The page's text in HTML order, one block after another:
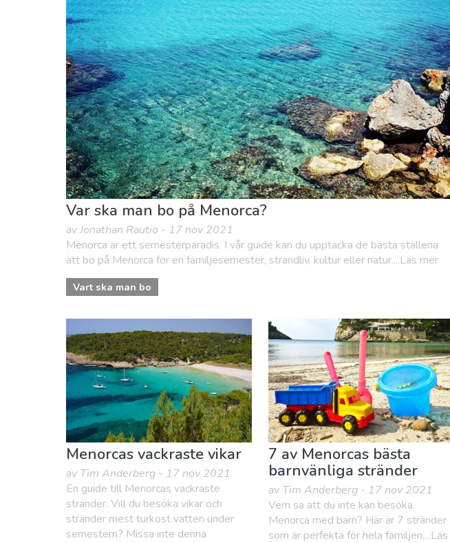
Var ska man bo på Menorca?
av Jonathan Rautio - 17 nov 2021
Menorca är ett semesterparadis. I vår guide kan du upptäcka de bästa ställena
att bo på Menorca för en familjesemester, strandliv, kultur eller natur....Läs mer
Vart ska man bo
Menorcas vackraste vikar
av Tim Anderberg - 17 nov 2021
En guide till Menorcas vackraste
stränder. Vill du besöka vikar och
stränder mest turkost vatten under
semestern? Missa inte denna
7 av Menorcas bästa
barnvänliga stränder
av Tim Anderberg - 17 nov 2021
Vem sa att du inte kan besöka
Menorca med barn? Här är 7 stränder
som är perfekta för hela familjen....Läs